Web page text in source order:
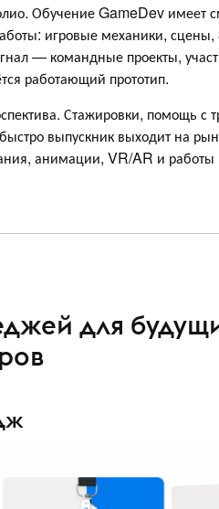
Обучение GameDev имеет
игровые механики,
— командные проекты,
работающий прототип.
Стажировки, помощь с
выпускник выходит на
анимации, VR/AR и
для